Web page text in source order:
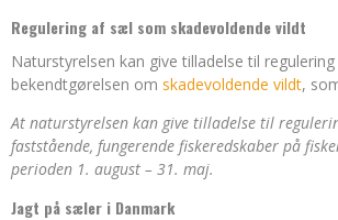
Regulering af sæl som skadevoldende vildt
Naturstyrelsen kan give tilladelse til
bekendtgørelsen om skadevoldende vildt,
At naturstyrelsen kan give tilladelse til
faststående, fungerende fiskeredskaber på
perioden 1. august – 31. maj.
Jagt på sæler i Danmark